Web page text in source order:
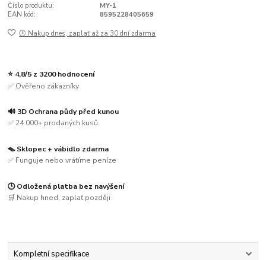
Číslo produktu:
MY-1
EAN kód:
8595228405659
🕒 Nakup dnes, zaplať až za 30 dní zdarma
⭐ 4,8/5 z 3200 hodnocení
✅ Ověřeno zákazníky
🔊 3D Ochrana půdy před kunou
✅ 24 000+ prodaných kusů
🪤 Sklopec + vábidlo zdarma
✅ Funguje nebo vrátíme peníze
🕒 Odložená platba bez navýšení
🛒 Nakup hned, zaplať později
Kompletní specifikace